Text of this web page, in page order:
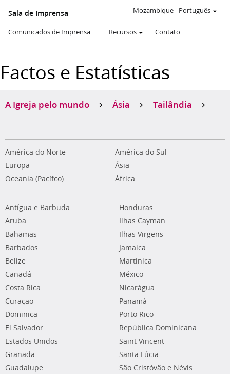
Sala de Imprensa
Comunicados de Imprensa Recursos Contato
Mozambique- Português
Factos e Estatísticas
A Igreja pelo mundo Ásia Tailândia
América do Norte
América do Sul
Europa
Ásia
Oceania (Pacífco)
África
Antígua e Barbuda
Aruba
Bahamas
Barbados
Belize
Canadá
Costa Rica
Curaçao
Dominica
El Salvador
Estados Unidos
Granada
Guadalupe
Honduras
Ilhas Cayman
Ilhas Virgens
Jamaica
Martinica
México
Nicarágua
Panamá
Porto Rico
República Dominicana
Saint Vincent
Santa Lúcia
São Cristóvão e Névis